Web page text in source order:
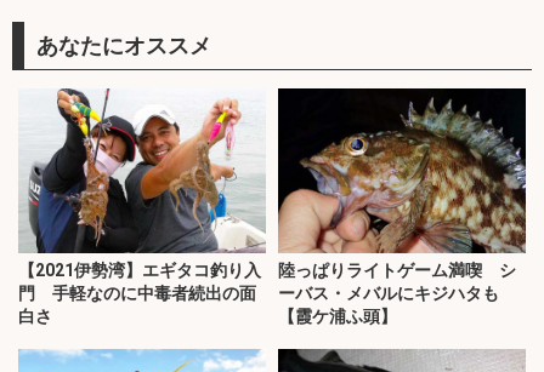
あなたにオススメ
【2021伊勢湾】エギタコ釣り入
門 手軽なのに中毒者続出の面
白さ
陸っぱりライトゲーム満喫 シ
ーバス・メバルにキジハタも
【霞ケ浦ふ頭】